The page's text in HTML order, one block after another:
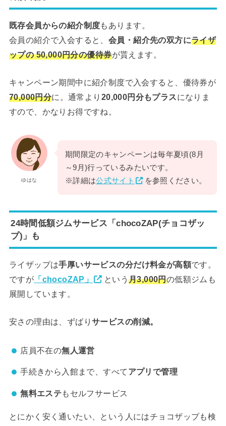
既存会員からの紹介制度もあります。
会員の紹介で入会すると、 会員・紹介先の双方にライザ
ップの 50,000円分の優待券が貰えます。
キャンペーン期間中に紹介制度で入会すると、優待券が
70,000円分に。通常より 20,000円分もプラスになりま
すので、かなりお得ですね。
ゆはな
期間限定のキャンペーンは毎年夏頃(8月
～9月)行っているみたいです。
※詳細は公式サイト を参照ください。
24時間低額ジムサービス「chocoZAP(チョコザッ
プ)」も
ライザップは手厚いサービスの分だけ料金が高額です。
ですが 「chocoZAP」 という 月3,000円の低額ジムも
展開しています。
安さの理由は、ずばりサービスの削減。
店員不在の無人運営
手続きから入館まで、すべて アプリで管理
無料エステもセルフサービス
とにかく安く通いたい、という人にはチョコザップも検